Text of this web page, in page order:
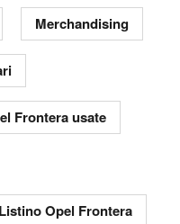
Merchandising
Frontera usate
Listino Opel Frontera